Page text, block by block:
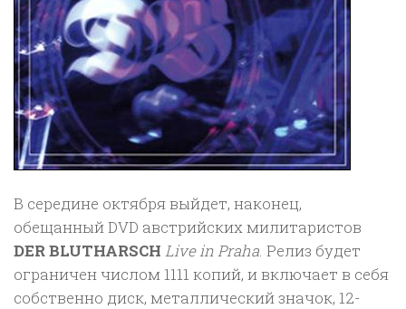
В середине октября выйдет, наконец,
обещанный DVD австрийских милитаристов
DER BLUTHARSCH Live in Praha. Релиз будет
ограничен числом 1111 копий, и включает в себя
собственно диск, металлический значок, 12-